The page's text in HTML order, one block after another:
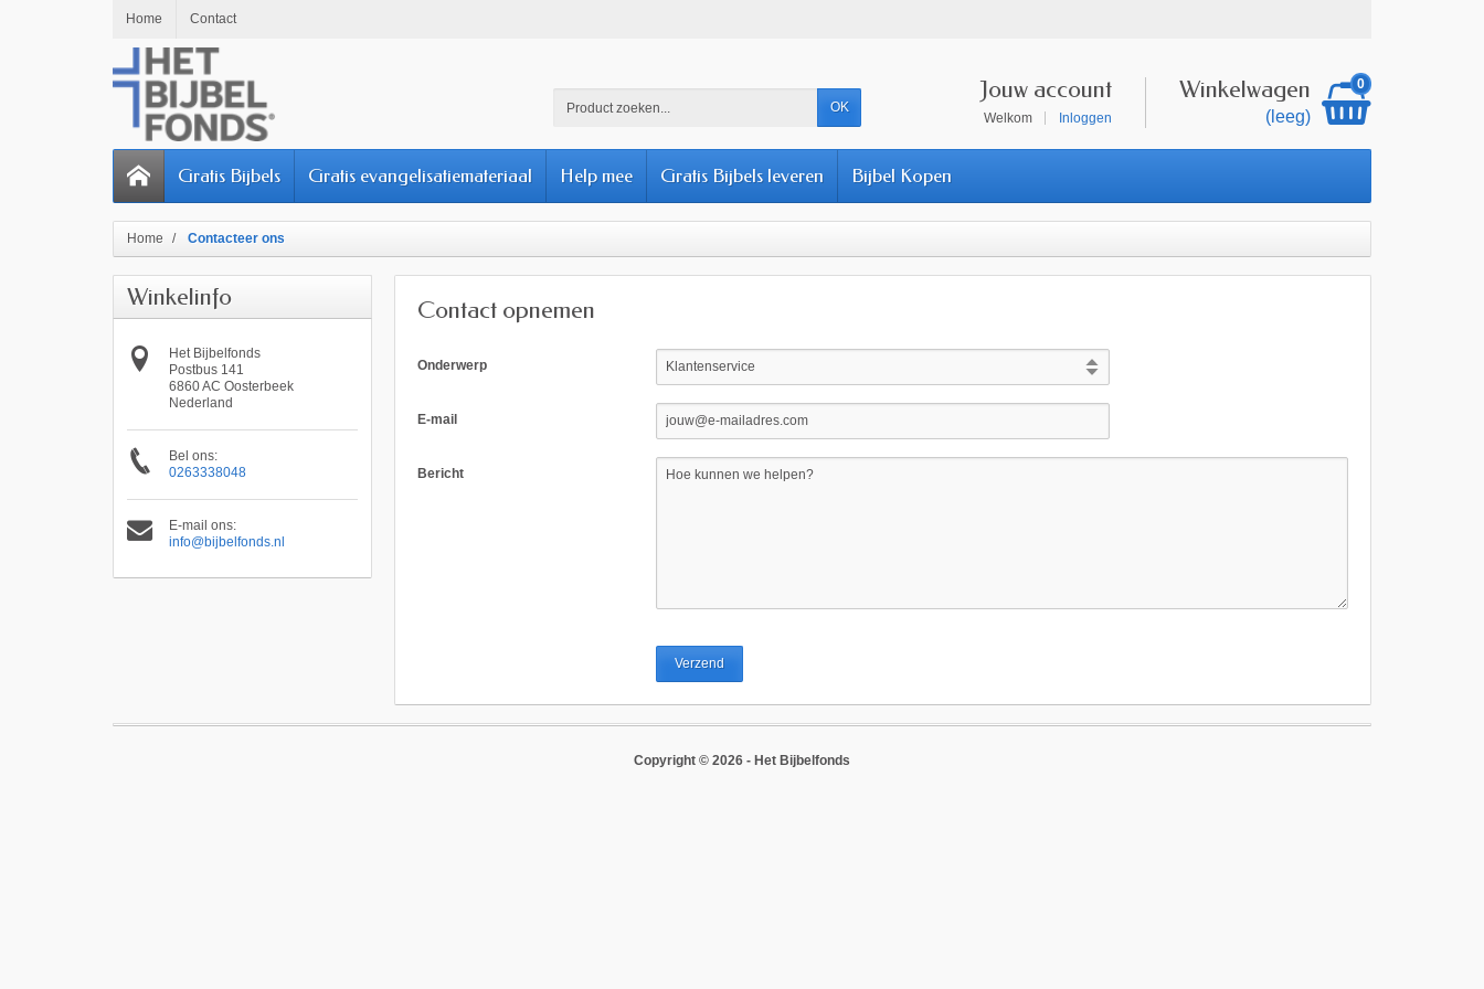
Home Contact
OK
Winkelwagen
(leeg)
0
Jouw account
Welkom Inloggen
Gratis Bijbels Gratis evangelisatiemateriaal Help mee Gratis Bijbels leveren Bijbel Kopen
Home Contacteer ons
Winkelinfo
Het Bijbelfonds
Postbus 141
6860 AC Oosterbeek
Nederland
Bel ons:
0263338048
E-mail ons:
info@bijbelfonds.nl
Contact opnemen
Onderwerp
E-mail
Bericht
Copyright © 2026 - Het Bijbelfonds